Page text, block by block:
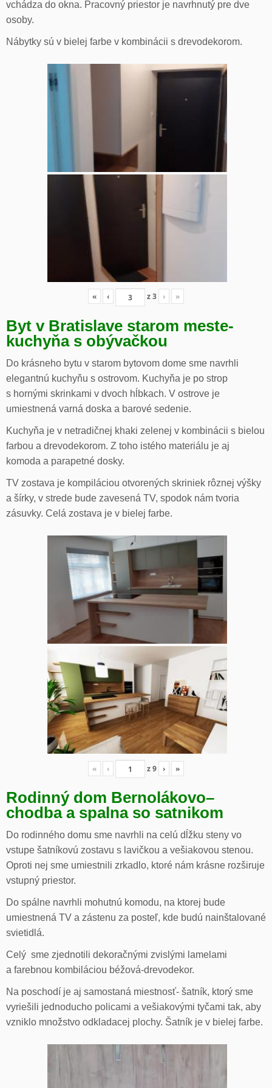
vchádza do okna. Pracovný priestor je navrhnutý pre dve
osoby.
Nábytky sú v bielej farbe v kombinácii s drevodekorom.
« ‹ z3 › »
Byt v Bratislave starom meste-
kuchyňa s obývačkou
Do krásneho bytu v starom bytovom dome sme navrhli
elegantnú kuchyňu s ostrovom. Kuchyňa je po strop
s hornými skrinkami v dvoch hĺbkach. V ostrove je
umiestnená varná doska a barové sedenie.
Kuchyňa je v netradičnej khaki zelenej v kombinácii s bielou
farbou a drevodekorom. Z toho istého materiálu je aj
komoda a parapetné dosky.
TV zostava je kompiláciou otvorených skriniek rôznej výšky
a šírky, v strede bude zavesená TV, spodok nám tvoria
zásuvky. Celá zostava je v bielej farbe.
« ‹ z9 › »
Rodinný dom Bernolákovo–
chodba a spalna so satnikom
Do rodinného domu sme navrhli na celú dĺžku steny vo
vstupe šatníkovú zostavu s lavičkou a vešiakovou stenou.
Oproti nej sme umiestnili zrkadlo, ktoré nám krásne rozširuje
vstupný priestor.
Do spálne navrhli mohutnú komodu, na ktorej bude
umiestnená TV a zástenu za posteľ, kde budú nainštalované
svietidlá.
Celý sme zjednotili dekoračnými zvislými lamelami
a farebnou kombiláciou béžová-drevodekor.
Na poschodí je aj samostaná miestnosť- šatník, ktorý sme
vyriešili jednoducho policami a vešiakovými tyčami tak, aby
vzniklo množstvo odkladacej plochy. Šatník je v bielej farbe.